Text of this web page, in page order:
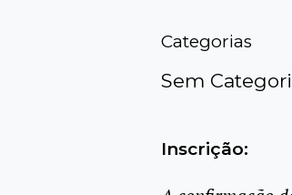
Categorias
Sem
Inscrição: